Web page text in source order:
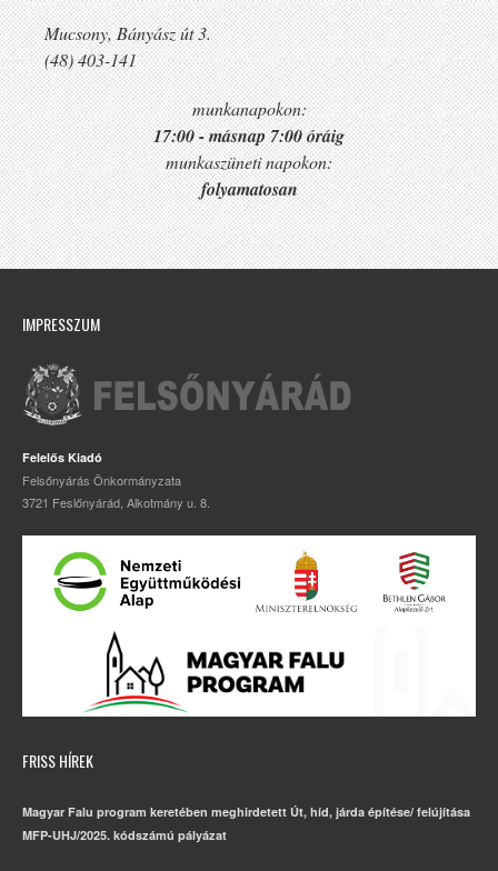
Mucsony, Bányász út 3.
(48) 403-141
munkanapokon:
17:00 - másnap 7:00 óráig
munkaszüneti napokon:
folyamatosan
IMPRESSZUM
Felelős Kiadó
Felsőnyárás Önkormányzata
3721 Feslőnyárád, Alkotmány u. 8.
FRISS HÍREK
Magyar Falu program keretében meghirdetett Út, híd, járda építése/ felújítása
MFP-UHJ/2025. kódszámú pályázat